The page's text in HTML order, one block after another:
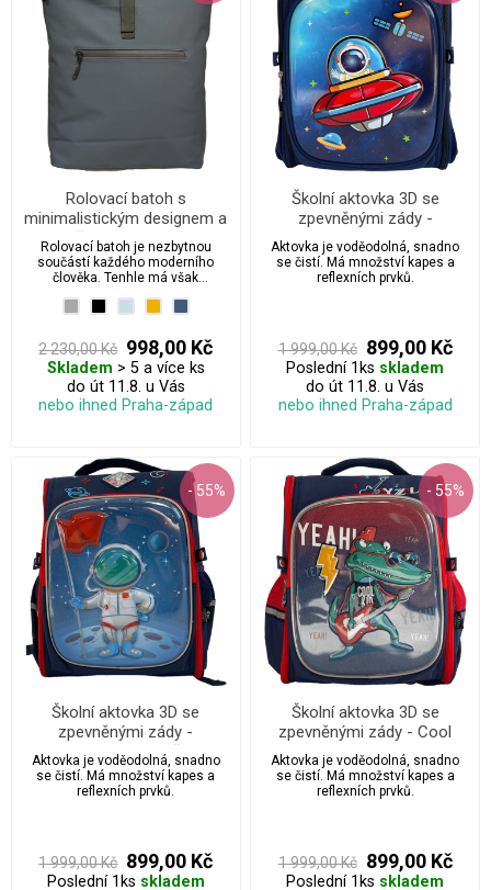
Rolovací batoh s
minimalistickým designem a
voděodolnou vrstvou
Rolovací batoh je nezbytnou
součástí každého moderního
člověka. Tenhle má však
2 230,00 Kč 998,00 Kč
Skladem > 5 a více ks
do út 11.8. u Vás
nebo ihned Praha-západ
Školní aktovka 3D se
zpevněnými zády -
Kosmonaut v lodi
Aktovka je voděodolná, snadno
se čistí. Má množství kapes a
reflexních prvků.
1 999,00 Kč 899,00 Kč
Poslední 1ks skladem
do út 11.8. u Vás
nebo ihned Praha-západ
- 55%
Školní aktovka 3D se
zpevněnými zády -
Kosmonaut na měsíci
Aktovka je voděodolná, snadno
se čistí. Má množství kapes a
reflexních prvků.
1 999,00 Kč 899,00 Kč
Poslední 1ks skladem
- 55%
Školní aktovka 3D se
zpevněnými zády - Cool
krokodýl
Aktovka je voděodolná, snadno
se čistí. Má množství kapes a
reflexních prvků.
1 999,00 Kč 899,00 Kč
Poslední 1ks skladem